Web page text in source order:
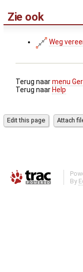
Zie ook
Weg
Terug naarmenu
Terug naarHelp
By